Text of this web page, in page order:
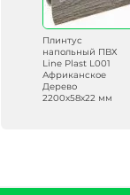
Плинтус
напольный ПВХ
Line Plast L001
Африканское
Дерево
2200х58х22 мм